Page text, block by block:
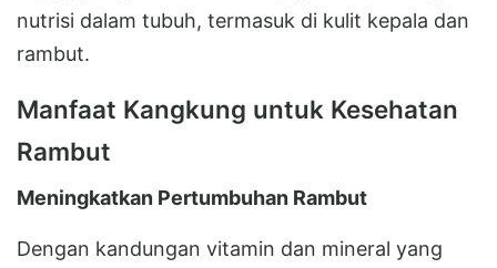
nutrisi dalam tubuh, termasuk di kulit kepala dan
rambut.
Manfaat Kangkung untuk Kesehatan
Rambut
Meningkatkan Pertumbuhan Rambut
Dengan kandungan vitamin dan mineral yang